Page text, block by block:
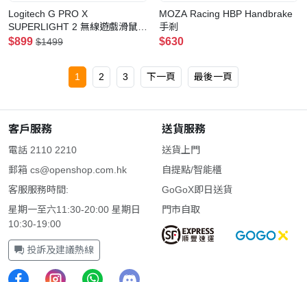
Logitech G PRO X
SUPERLIGHT 2 無線遊戲滑鼠
(白色)
$899 $1499
MOZA Racing HBP Handbrake
手剎
$630
1 2 3 下一頁 最後一頁
客戶服務
電話 2110 2210
郵箱 cs@openshop.com.hk
客服服務時間:
星期一至六11:30-20:00 星期日
10:30-19:00
投訴及建議熱線
送貨服務
送貨上門
自提點/智能櫃
GoGoX即日送貨
門市自取